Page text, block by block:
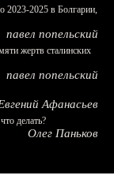
2023-2025 в Болгарии,
павел попельский
жертв сталинских
павел попельский
Афанасьев
делать?
Олег Паньков